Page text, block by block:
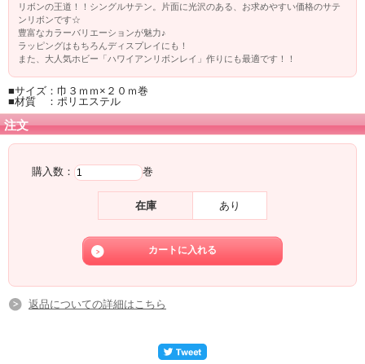
リボンの王道！！シングルサテン。片面に光沢のある、お求めやすい価格のサテ
ンリボンです☆
豊富なカラーバリエーションが魅力♪
ラッピングはもちろんディスプレイにも！
また、大人気ホビー「ハワイアンリボンレイ」作りにも最適です！！
■サイズ：巾３ｍｍ×２０ｍ巻
■材質 ：ポリエステル
注文
購入数： 巻
在庫 あり
返品についての詳細はこちら